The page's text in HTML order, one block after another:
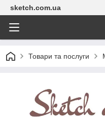
sketch.com.ua
Товари та послуги